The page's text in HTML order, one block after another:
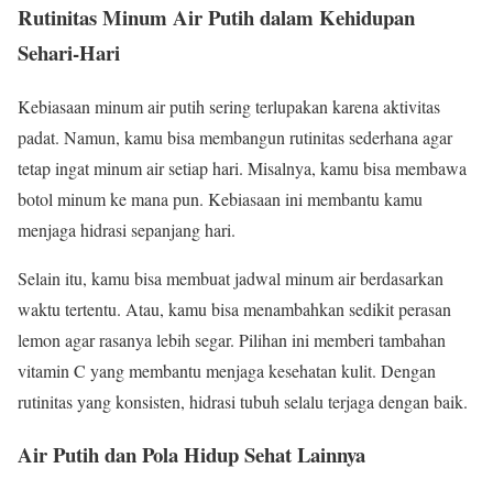
Rutinitas Minum Air Putih dalam Kehidupan
Sehari-Hari
Kebiasaan minum air putih sering terlupakan karena aktivitas
padat. Namun, kamu bisa membangun rutinitas sederhana agar
tetap ingat minum air setiap hari. Misalnya, kamu bisa membawa
botol minum ke mana pun. Kebiasaan ini membantu kamu
menjaga hidrasi sepanjang hari.
Selain itu, kamu bisa membuat jadwal minum air berdasarkan
waktu tertentu. Atau, kamu bisa menambahkan sedikit perasan
lemon agar rasanya lebih segar. Pilihan ini memberi tambahan
vitamin C yang membantu menjaga kesehatan kulit. Dengan
rutinitas yang konsisten, hidrasi tubuh selalu terjaga dengan baik.
Air Putih dan Pola Hidup Sehat Lainnya